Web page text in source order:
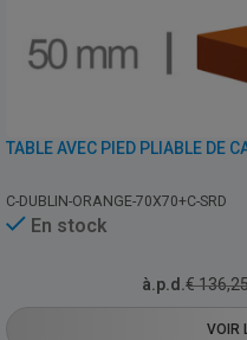
C-DUBLIN-ORANGE-70X70+C-SRD
En stock
à.p.d.€
VOIR